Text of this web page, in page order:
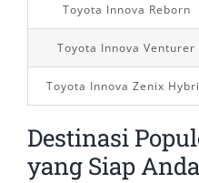
Toyota Innova Reborn
Toyota Innova Venturer
Toyota Innova Zenix
Destinasi
yang Siap